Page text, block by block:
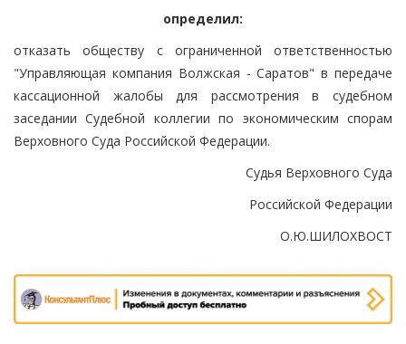
определил:
отказать обществу с ограниченной ответственностью
"Управляющая компания Волжская - Саратов" в передаче
кассационной жалобы для рассмотрения в судебном
заседании Судебной коллегии по экономическим спорам
Верховного Суда Российской Федерации.
Судья Верховного Суда
Российской Федерации
О.Ю.ШИЛОХВОСТ